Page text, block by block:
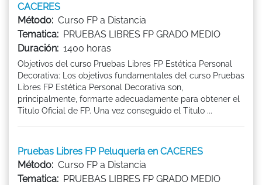
CACERES
Método: Curso FP a Distancia
Tematica: PRUEBAS LIBRES FP GRADO MEDIO
Duración: 1400 horas
Objetivos del curso Pruebas Libres FP Estética Personal
Decorativa: Los objetivos fundamentales del curso Pruebas
Libres FP Estética Personal Decorativa son,
principalmente, formarte adecuadamente para obtener el
Titulo Oficial de FP. Una vez conseguido el Título ...
Pruebas Libres FP Peluquería en CACERES
Método: Curso FP a Distancia
Tematica: PRUEBAS LIBRES FP GRADO MEDIO